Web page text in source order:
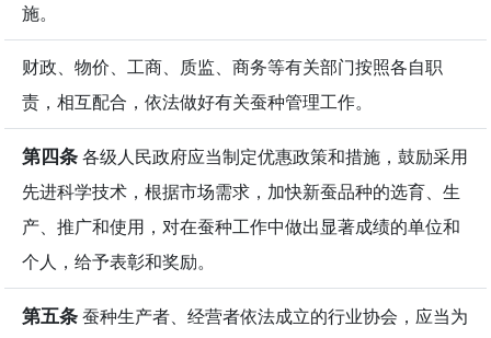
施。
财政、物价、工商、质监、商务等有关部门按照各自职
责，相互配合，依法做好有关蚕种管理工作。
第四条各级人民政府应当制定优惠政策和措施，鼓励采用
先进科学技术，根据市场需求，加快新蚕品种的选育、生
产、推广和使用，对在蚕种工作中做出显著成绩的单位和
个人，给予表彰和奖励。
第五条蚕种生产者、经营者依法成立的行业协会，应当为